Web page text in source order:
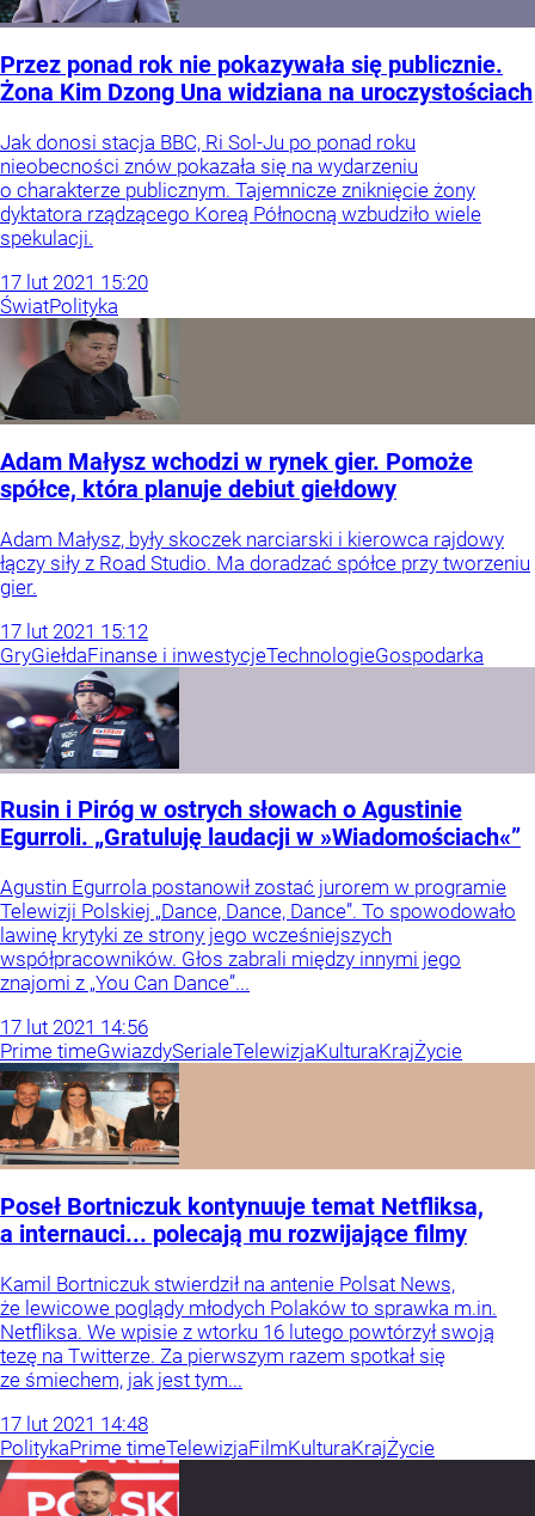
Przez ponad rok nie pokazywała się publicznie.
Żona Kim Dzong Una widziana na uroczystościach
Jak donosi stacja BBC, Ri Sol-Ju po ponad roku
nieobecności znów pokazała się na wydarzeniu
o charakterze publicznym. Tajemnicze zniknięcie żony
dyktatora rządzącego Koreą Północną wzbudziło wiele
spekulacji.
17 lut 2021 15:20
ŚwiatPolityka
Adam Małysz wchodzi w rynek gier. Pomoże
spółce, która planuje debiut giełdowy
Adam Małysz, były skoczek narciarski i kierowca rajdowy
łączy siły z Road Studio. Ma doradzać spółce przy tworzeniu
gier.
17 lut 2021 15:12
GryGiełdaFinanse i inwestycjeTechnologieGospodarka
Rusin i Piróg w ostrych słowach o Agustinie
Egurroli. „Gratuluję laudacji w »Wiadomościach«”
Agustin Egurrola postanowił zostać jurorem w programie
Telewizji Polskiej „Dance, Dance, Dance”. To spowodowało
lawinę krytyki ze strony jego wcześniejszych
współpracowników. Głos zabrali między innymi jego
znajomi z „You Can Dance”...
17 lut 2021 14:56
Prime timeGwiazdySerialeTelewizjaKulturaKrajŻycie
Poseł Bortniczuk kontynuuje temat Netfliksa,
a internauci... polecają mu rozwijające filmy
Kamil Bortniczuk stwierdził na antenie Polsat News,
że lewicowe poglądy młodych Polaków to sprawka m.in.
Netfliksa. We wpisie z wtorku 16 lutego powtórzył swoją
tezę na Twitterze. Za pierwszym razem spotkał się
ze śmiechem, jak jest tym...
17 lut 2021 14:48
PolitykaPrime timeTelewizjaFilmKulturaKrajŻycie